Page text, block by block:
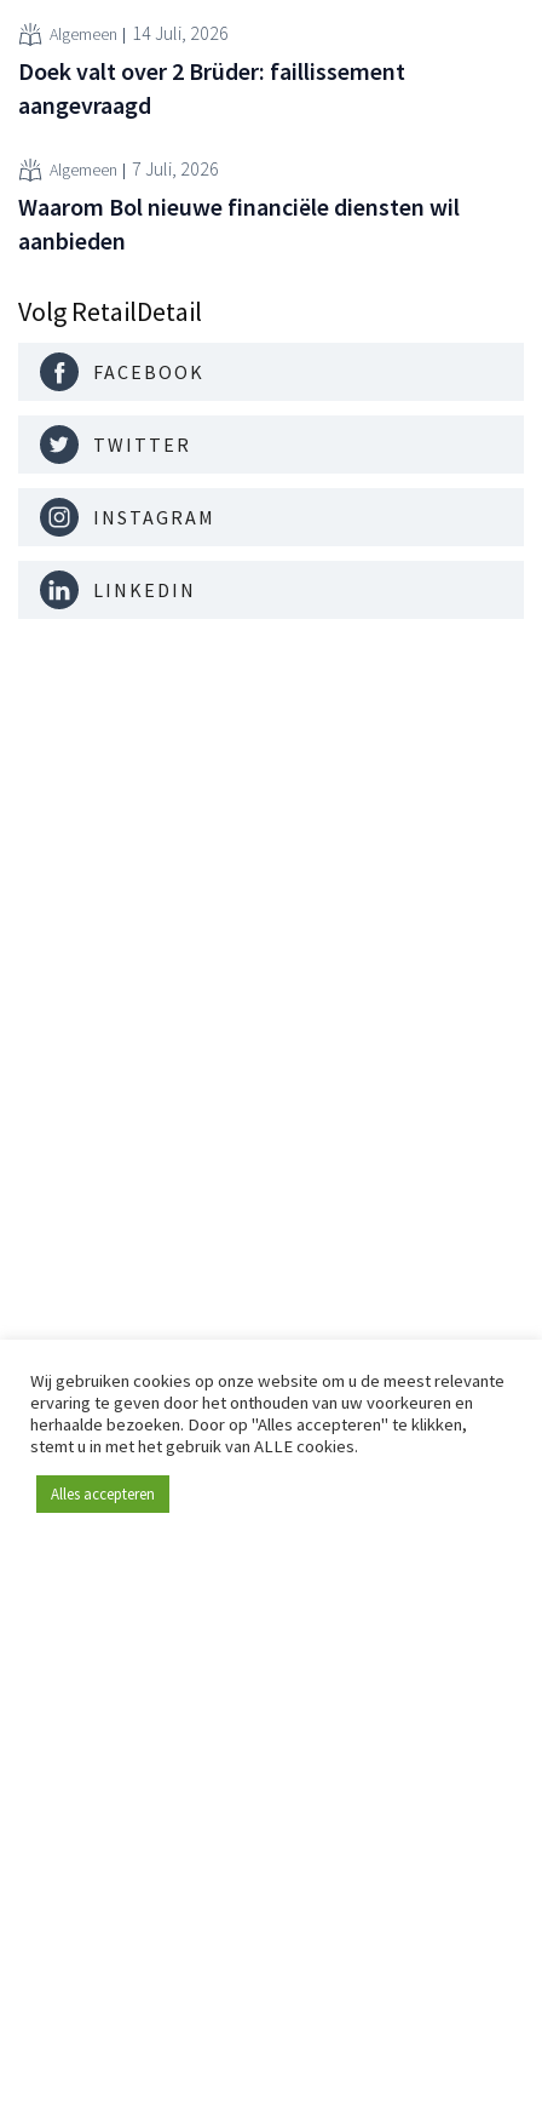
Algemeen 14 Juli, 2026
Doek valt over 2 Brüder: faillissement
aangevraagd
Algemeen 7 Juli, 2026
Waarom Bol nieuwe financiële diensten wil
aanbieden
Volg RetailDetail
FACEBOOK
TWITTER
INSTAGRAM
LINKEDIN
Wij gebruiken cookies op onze website om u de meest relevante
ervaring te geven door het onthouden van uw voorkeuren en
herhaalde bezoeken. Door op "Alles accepteren" te klikken,
stemt u in met het gebruik van ALLE cookies.
Alles accepteren